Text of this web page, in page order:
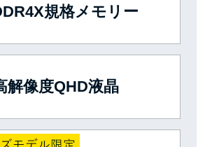
規格メモリー
解像度QHD液晶